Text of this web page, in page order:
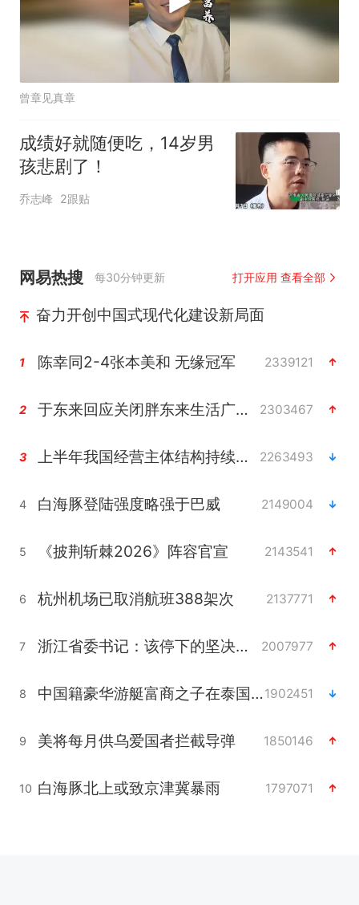
曾章见真章
成绩好就随便吃，14岁男
孩悲剧了！
乔志峰 2跟贴
网易热搜 每30分钟更新 打开应用 查看全部
奋力开创中国式现代化建设新局面
1 陈幸同2-4张本美和 无缘冠军 2339121
2 于东来回应关闭胖东来生活广场店 2303467
3 上半年我国经营主体结构持续优化 2263493
4 白海豚登陆强度略强于巴威 2149004
5 《披荆斩棘2026》阵容官宣 2143541
6 杭州机场已取消航班388架次 2137771
7 浙江省委书记：该停下的坚决停下来 2007977
8 中国籍豪华游艇富商之子在泰国被杀1902451
9 美将每月供乌爱国者拦截导弹 1850146
10 白海豚北上或致京津冀暴雨 1797071